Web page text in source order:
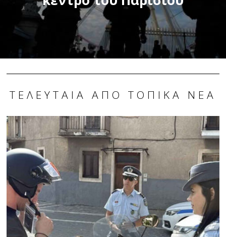
ΤΕΛΕΥΤΑΊΑ ΑΠΌ ΤΟΠΙΚΆ ΝΈΑ